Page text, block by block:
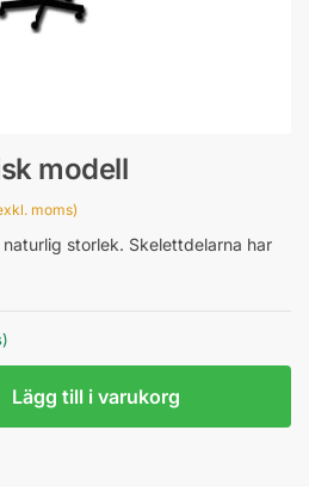
modell
moms)
storlek. Skelettdelarna har
Lägg till i varukorg